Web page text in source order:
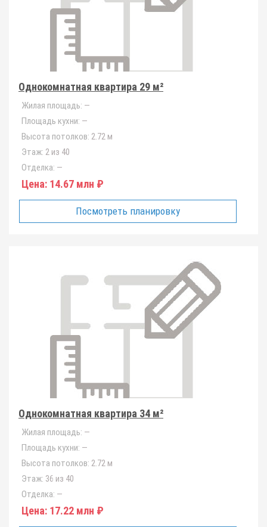
Однокомнатная квартира 29 м²
Жилая площадь: —
Площадь кухни: —
Высота потолков: 2.72 м
Этаж: 2 из 40
Отделка: —
Цена: 14.67 млн ₽
Посмотреть планировку
Однокомнатная квартира 34 м²
Жилая площадь: —
Площадь кухни: —
Высота потолков: 2.72 м
Этаж: 36 из 40
Отделка: —
Цена: 17.22 млн ₽